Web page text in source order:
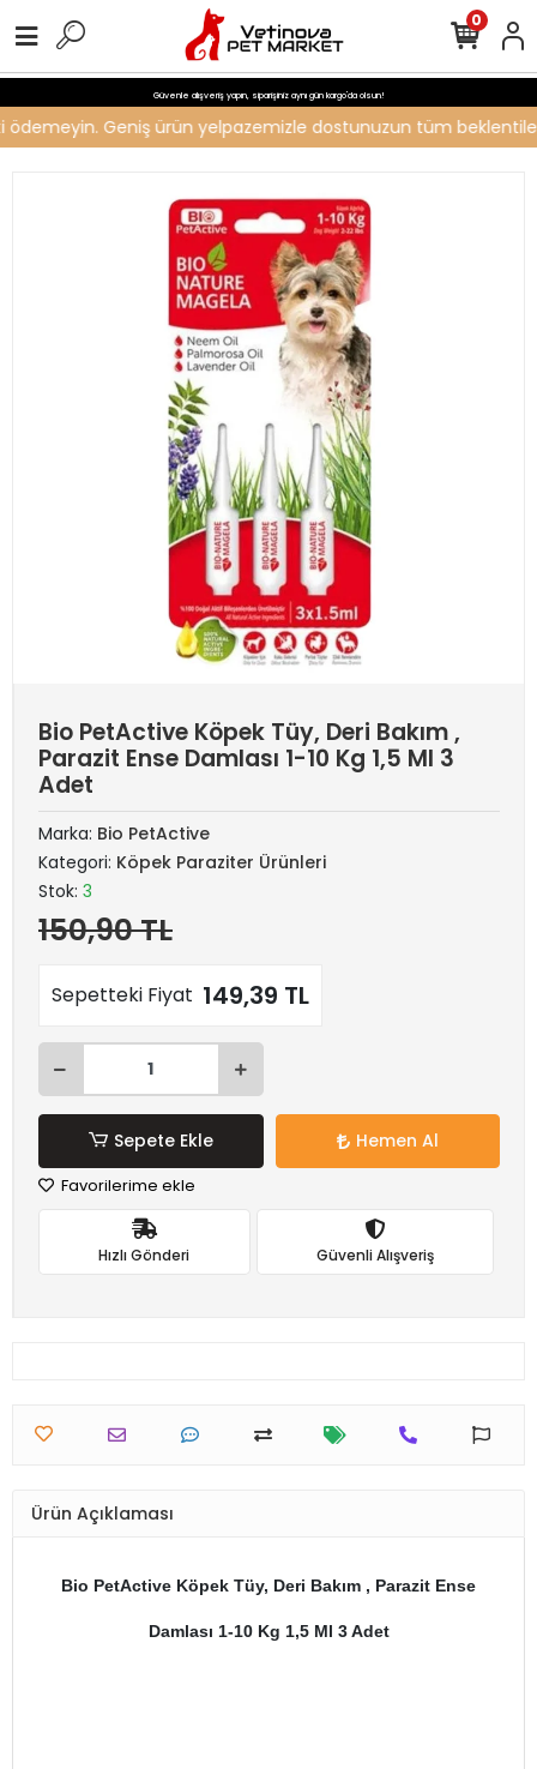
Güvenle alışveriş yapın, siparişiniz aynı gün kargo'da olsun!
Geniş ürün yelpazemizle dostunuzun tüm
0
Bio PetActive Köpek Tüy, Deri Bakım ,
Parazit Ense Damlası 1-10 Kg 1,5 Ml 3
Adet
Marka: Bio PetActive
Kategori: Köpek Paraziter Ürünleri
Stok: 3
150,90 TL
Sepetteki Fiyat 149,39 TL
Sepete Ekle Hemen Al
Favorilerime ekle
Hızlı Gönderi Güvenli Alışveriş
Ürün Açıklaması
Bio PetActive Köpek Tüy, Deri Bakım , Parazit Ense
Damlası 1-10 Kg 1,5 Ml 3 Adet